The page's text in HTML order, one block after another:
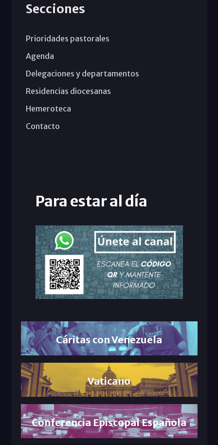
Secciones
Prioridades pastorales
Agenda
Delegaciones y departamentos
Residencias diocesanas
Hemeroteca
Contacto
Para estar al día
Cáritas con Venezuela
Vaticano
Conferencia Episcopal Española